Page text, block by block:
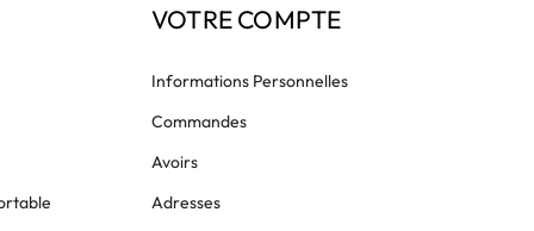
VOTRE COMPTE
Informations Personnelles
Commandes
Avoirs
Adresses